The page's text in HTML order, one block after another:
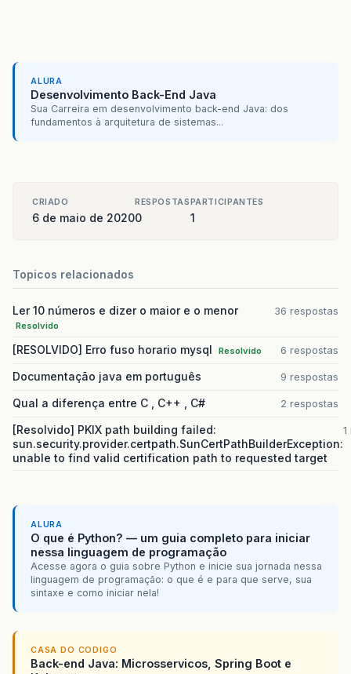
ALURA
Desenvolvimento Back-End Java
Sua Carreira em desenvolvimento back-end Java: dos
fundamentos à arquitetura de sistemas...
CRIADO
6 de maio de 2020
RESPOSTAS
0
PARTICIPANTES
1
Topicos relacionados
Ler 10 números e dizer o maior e o menor
Resolvido
36 respostas
[RESOLVIDO] Erro fuso horario mysql Resolvido 6 respostas
Documentação java em português 9 respostas
Qual a diferença entre C , C++ , C# 2 respostas
[Resolvido] PKIX path building failed:
sun.security.provider.certpath.SunCertPathBuilderException:
unable to find valid certification path to requested target
ALURA
O que é Python? — um guia completo para iniciar
nessa linguagem de programação
Acesse agora o guia sobre Python e inicie sua jornada nessa
linguagem de programação: o que é e para que serve, sua
sintaxe e como iniciar nela!
CASA DO CODIGO
Back-end Java: Microsservicos, Spring Boot e